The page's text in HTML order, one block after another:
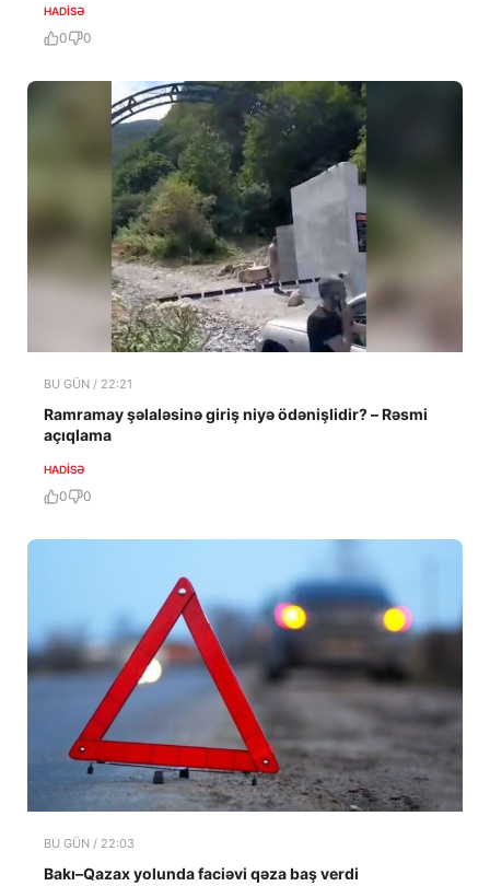
HADISƏ
0 0
BU GÜN / 22:21
Ramramay şəlaləsinə giriş niyə ödənişlidir? – Rəsmi
açıqlama
HADISƏ
0 0
BU GÜN / 22:03
Bakı–Qazax yolunda faciəvi qəza baş verdi